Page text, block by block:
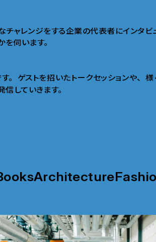
チャレンジをする企業の代表者にインタビ
を伺います。
。 ゲストを招いたトークセッションや、
様
信していきます。
Architecture